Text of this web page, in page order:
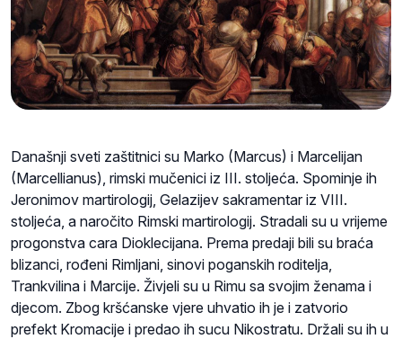
Današnji sveti zaštitnici su Marko (Marcus) i Marcelijan
(Marcellianus), rimski mučenici iz III. stoljeća. Spominje ih
Jeronimov martirologij, Gelazijev sakramentar iz VIII.
stoljeća, a naročito Rimski martirologij. Stradali su u vrijeme
progonstva cara Dioklecijana. Prema predaji bili su braća
blizanci, rođeni Rimljani, sinovi poganskih roditelja,
Trankvilina i Marcije. Živjeli su u Rimu sa svojim ženama i
djecom. Zbog kršćanske vjere uhvatio ih je i zatvorio
prefekt Kromacije i predao ih sucu Nikostratu. Držali su ih u